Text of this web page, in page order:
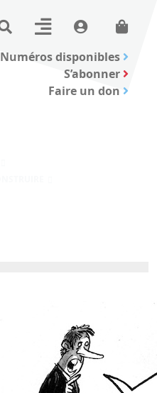
Numéros disponibles
S’abonner
Faire un don